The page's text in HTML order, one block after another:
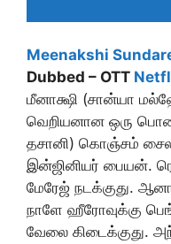
Meenakshi
Dubbed – OTT
மீனாக்ஷி (சான்யா
வெறியனான ஒரு
தசானி) கொஞ்சம்
இன்ஜினியர் பையன்.
மேரேஜ் நடக்குது.
நாளே ஹீரோவுக்கு
வேலை கிடைக்குது.